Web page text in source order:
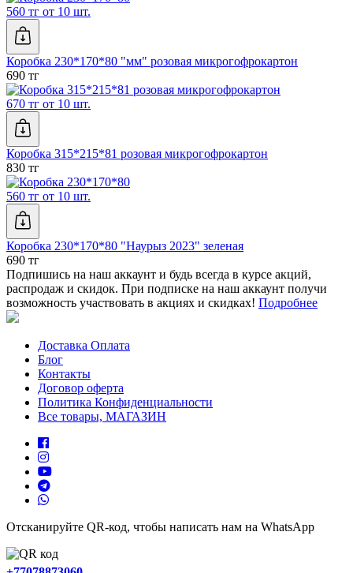
560 тг от 10 шт.
Коробка 230*170*80 "мм" розовая микрогофрокартон
690 тг
670 тг от 10 шт.
Коробка 315*215*81 розовая микрогофрокартон
830 тг
560 тг от 10 шт.
Коробка 230*170*80 "Наурыз 2023" зеленая
690 тг
Подпишись на наш аккаунт и будь всегда в курсе акций,
распродаж и скидок. При подписке на наш аккаунт получи
возможность участвовать в акциях и скидках! Подробнее
Доставка Оплата
Блог
Контакты
Договор оферта
Политика Конфиденциальности
Все товары, МАГАЗИН
Отсканируйте QR-код, чтобы написать нам на WhatsApp